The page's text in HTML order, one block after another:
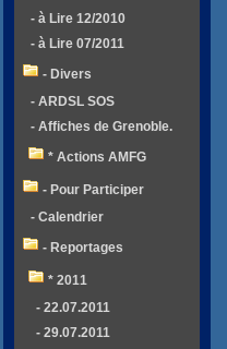
- à Lire 12/2010
- à Lire 07/2011
- Divers
- ARDSL SOS
- Affiches de Grenoble.
* Actions AMFG
- Pour Participer
- Calendrier
- Reportages
* 2011
- 22.07.2011
- 29.07.2011